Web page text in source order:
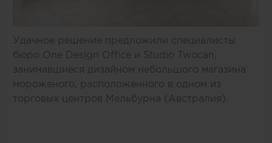
Удачное решение предложили специалисты
бюро One Design Office и Studio Twocan,
занимавшиеся дизайном небольшого магазина
мороженого, расположенного в одном из
торговых центров Мельбурна (Австралия).